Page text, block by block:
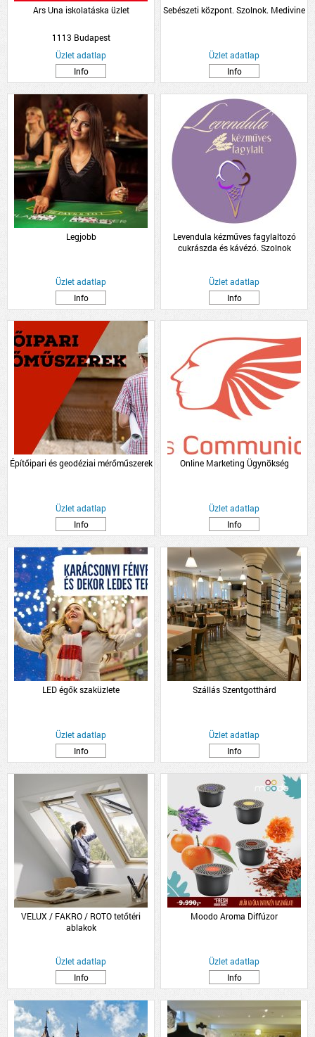
Ars Una iskolatáska üzlet
1113 Budapest
Üzlet adatlap
Info
Sebészeti központ. Szolnok. Medivine
Üzlet adatlap
Info
Legjobb
Üzlet adatlap
Info
Levendula kézműves fagylaltozó
cukrászda és kávézó. Szolnok
Üzlet adatlap
Info
Építőipari és geodéziai mérőműszerek
Üzlet adatlap
Info
Online Marketing Ügynökség
Üzlet adatlap
Info
LED égők szaküzlete
Üzlet adatlap
Info
Szállás Szentgotthárd
Üzlet adatlap
Info
VELUX / FAKRO / ROTO tetőtéri
ablakok
Üzlet adatlap
Info
Moodo Aroma Diffúzor
Üzlet adatlap
Info